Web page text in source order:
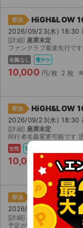
即決 HiGH&LOW
2026/09/23(水) 18:30
[詳細] 座席未定
ファンクラブ最速先行で
名義なし 電チケ
10,000 円/枚 2 枚
即決 HiGH&LOW
2026/09/23(水) 18:30
[詳細] 座席未定
同行者名義変更可能です 迅速、丁
女性 電チケ
10,000 円/枚 2 枚
即決 HiGH&LOW
2026/09/23(水) 18:30
[詳細] 未定
予定が合わなくなってしまったため出品いたします。 FC先行、同行者の